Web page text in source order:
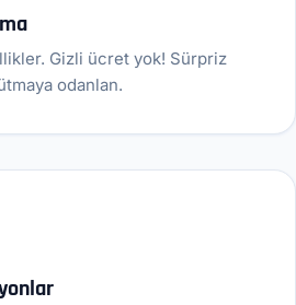
Gizli ücret yok! Sürpriz
odanlan.